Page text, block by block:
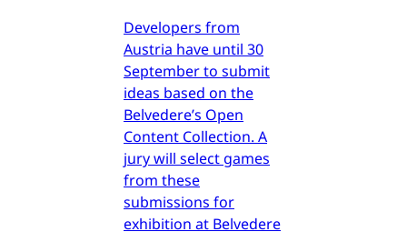
Developers from
Austria have until 30
September to submit
ideas based on the
Belvedere’s Open
Content Collection. A
jury will select games
from these
submissions for
exhibition at Belvedere